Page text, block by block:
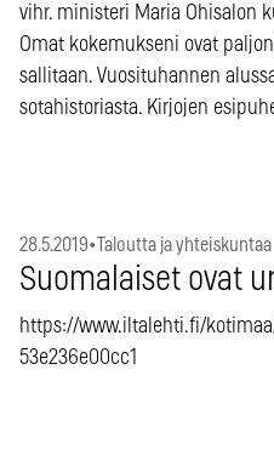
vihr. ministeri Maria Ohisalon
Omat kokemukseni ovat
sallitaan. Vuosituhannen
sotahistoriasta. Kirjojen
28.5.2019• Taloutta ja yhteiskuntaa
Suomalaiset ovat
https://www.iltalehti.fi/
53e236e00cc1